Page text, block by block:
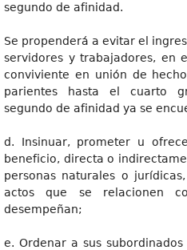
segundo de afinidad.
Se propenderá a evitar el
servidores y trabajadores, en
conviviente en unión de
parientes hasta el cuarto
segundo de afinidad ya se
d. Insinuar, prometer u
beneficio, directa o
personas naturales o
actos que se relacionen
desempeñan;
e. Ordenar a sus